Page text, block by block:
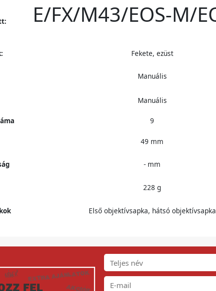
E/FX/M43/EOS-M/
Fekete, ezüst
Manuális
Manuális
9
49 mm
- mm
228 g
Első objektívsapka, hátsó objektívsapka